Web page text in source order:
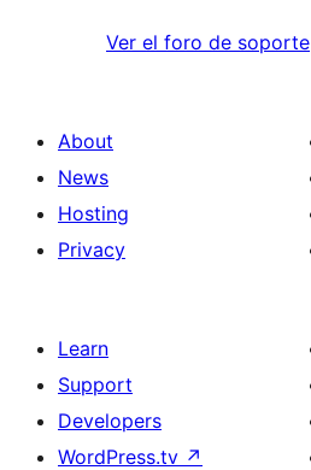
Ver el foro de soporte
About
News
Hosting
Privacy
Learn
Support
Developers
WordPress.tv ↗